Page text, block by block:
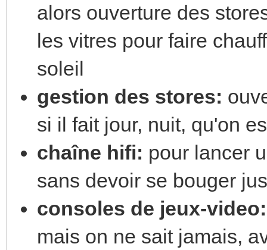
alors ouverture des
les vitres pour faire
soleil
gestion des stores:
si il fait jour, nuit, qu'on
chaîne hifi: pour lancer
sans devoir se bouger
consoles de jeux-video:
mais on ne sait jamais,